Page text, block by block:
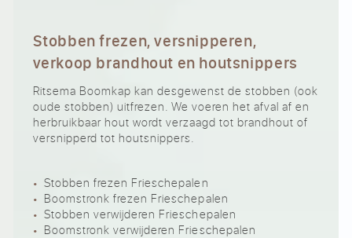
Stobben frezen, versnipperen,
verkoop brandhout en houtsnippers
Ritsema Boomkap kan desgewenst de stobben (ook
oude stobben) uitfrezen. We voeren het afval af en
herbruikbaar hout wordt verzaagd tot brandhout of
versnipperd tot houtsnippers.
Stobben frezen Frieschepalen
Boomstronk frezen Frieschepalen
Stobben verwijderen Frieschepalen
Boomstronk verwijderen Frieschepalen